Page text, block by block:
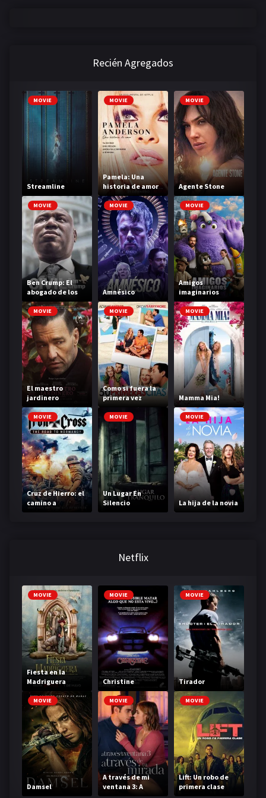
Recién Agregados
MOVIE
Streamline
MOVIE
Pamela: Una
historia de amor
MOVIE
Agente Stone
MOVIE
Ben Crump: El
abogado de los
afroamericanos
MOVIE
Amnésico
MOVIE
Amigos
imaginarios
MOVIE
El maestro
jardinero
MOVIE
Como si fuera la
primera vez
MOVIE
Mamma Mia!
MOVIE
Cruz de Hierro: el
camino a
Normandia
MOVIE
Un Lugar En
Silencio
MOVIE
La hija de la novia
Netflix
MOVIE
Fiesta en la
Madriguera
MOVIE
Christine
MOVIE
Tirador
MOVIE
Damsel
MOVIE
A través de mi
ventana 3: A
través de tu
MOVIE
Lift: Un robo de
primera clase